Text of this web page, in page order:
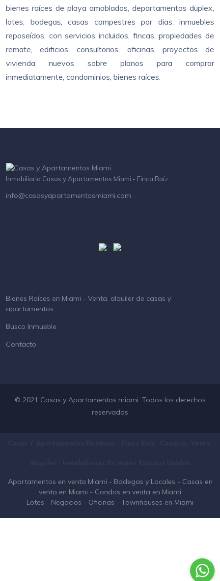
bienes raíces de playa amoblados, departamentos duplex,
lotes, bodegas, casas campestres por dias, inmuebles
reposeídos, con servicios incluidos, fincas, propiedades de
remate, edificios, consultorios, oficinas, proyectos de
vivienda nuevos sobre planos para comprar
inmediatamente, condominios, bienes raíces.
Inmobiliaria Casas y Apartamentos Miami - Finca Raíz
info@casasyapartamentosmiami.com
-
Bienes Raíces en Miami - Venta, alquiler de casas y
apartamentos
Busco Inmueble
Contacto
© 2021 Casas y Apartamentos miami. Todos los derechos
reservados
Apartamentos en venta Miami - Bodegas y Locales - Casas en
venta en Miami - Condos en venta en Miami
Lotes - Negocios - Oficinas - Townhouses en Miami